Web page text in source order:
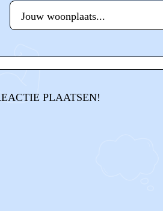
PLAATSEN!